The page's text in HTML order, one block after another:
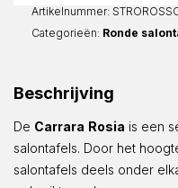
Artikelnummer:
Categorieën: Ronde
Beschrijving
De Carrara Rosia is een
salontafels. Door het
salontafels deels onder